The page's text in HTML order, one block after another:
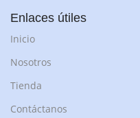
Enlaces útiles
Inicio
Nosotros
Tienda
Contáctanos